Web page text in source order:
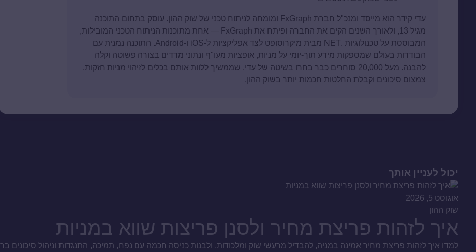
עדי קידר הוא מייסד ומנכ"ל חברת FxGraph ומומחה לניתוח טכני של שוק ההון. עוסק בתחום התוכנה
מגיל 13, ולאורך השנים הקים את החברה ופיתח את FxGraph — אחת מתוכנות הניתוח הטכני המובילות,
המבוססת על טכנולוגיות .NET מבית מיקרוסופט לצד אפליקציות ל-iOS ו-Android. התוכנה נמנית עם
הבודדות בעולם שמספקות מידע תוך-יומי על מניות, אופציות מעו"ף ונתוני מדדים בצורה פשוטה וקלה
להבנה. מעל 20,000 סוחרים כבר בחרו בשיטה של עדי, שממשיך ללוות אותם בכלים לזיהוי מניות חזקות,
צמצום סיכונים וקבלת החלטות חכמות יותר בשוק ההון.
יכול לעניין אותך
אוגוסט 5, 2026
שוק ההון
איך לזהות פריצת מחיר ולסנן פריצות שווא במניות
למדו איך לזהות פריצת מחיר אמינה במניה, להבדיל מרעשי שוק ומלכודות, ולבנות כניסה חכמה עם נפח, תמיכה, התנגדות וניהול סיכונים